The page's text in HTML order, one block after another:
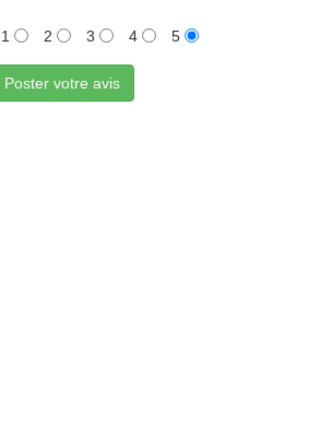
1 2 3 4 5
Poster votre avis